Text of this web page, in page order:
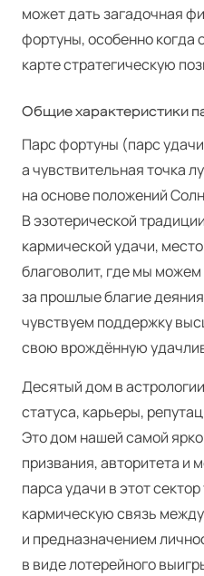
может дать загадочная
фортуны, особенно когда
карте стратегическую
Общие характеристики
Парс фортуны (парс
а чувствительная точка
на основе положений
В эзотерической
кармической удачи,
благоволит, где мы
за прошлые благие
чувствуем поддержку
свою врождённую
Десятый дом в
статуса, карьеры,
Это дом нашей самой
призвания, авторитета и
парса удачи в этот
кармическую связь
и предназначением
в виде лотерейного